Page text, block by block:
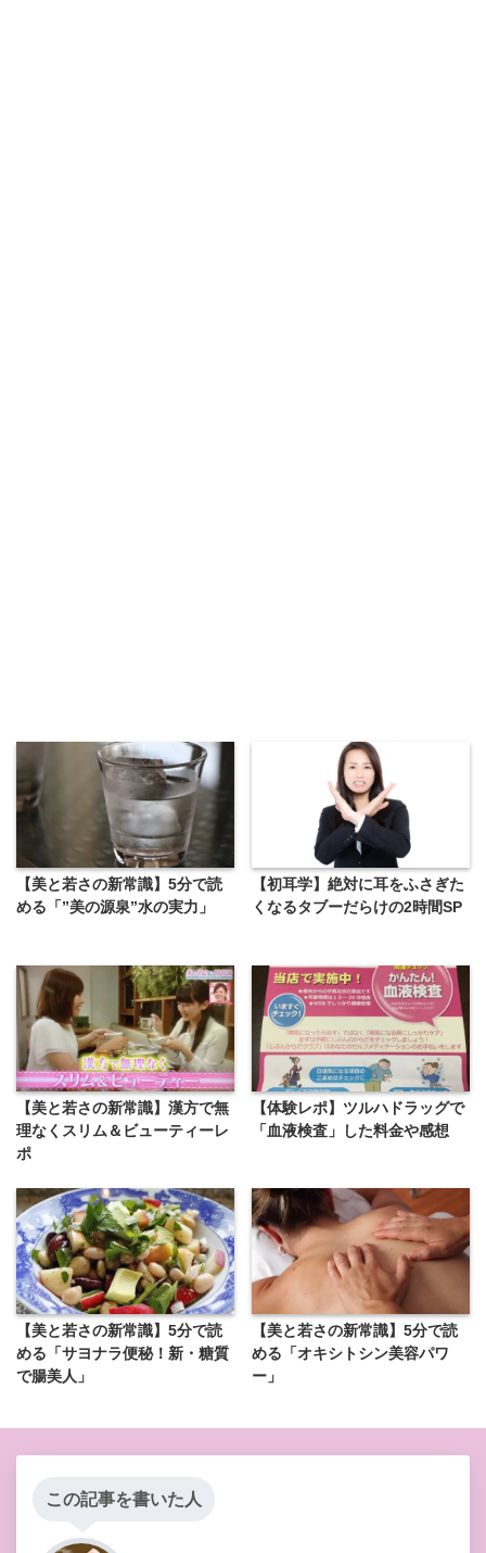
【美と若さの新常識】5分で読
める「”美の源泉”水の実力」
【初耳学】絶対に耳をふさぎた
くなるタブーだらけの2時間SP
【美と若さの新常識】漢方で無
理なくスリム＆ビューティーレ
ポ
【体験レポ】ツルハドラッグで
「血液検査」した料金や感想
【美と若さの新常識】5分で読
める「サヨナラ便秘！新・糖質
で腸美人」
【美と若さの新常識】5分で読
める「オキシトシン美容パワ
ー」
この記事を書いた人